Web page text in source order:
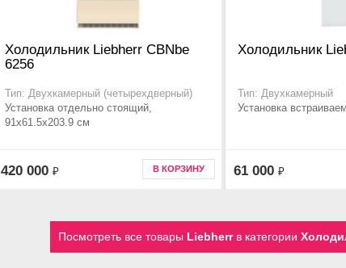
Холодильник Liebherr CBNbe
6256
Тип: Двухкамерный (четырехдверный)
Установка отдельно стоящий,
91x61.5x203.9 см
420 000 ₽ В КОРЗИНУ
Холодильник
Тип: Двухкамерный
Установка
61 000 ₽
Посмотреть все товары Liebherrв категории